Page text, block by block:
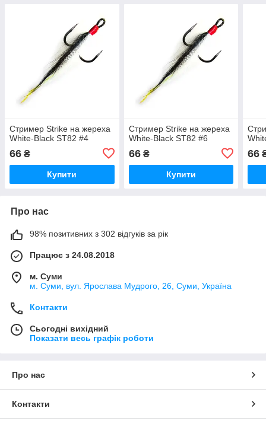
Стример Strike на жереха
White-Black ST82 #4
66 ₴
Купити
Стример Strike на жереха
White-Black ST82 #6
66₴
Купити
66
Про нас
98% позитивних з 302 відгуків за рік
Працює з 24.08.2018
м. Суми
м. Суми, вул. Ярослава Мудрого, 26, Суми, Україна
Контакти
Сьогодні вихідний
Показати весь графік роботи
Про нас
Контакти